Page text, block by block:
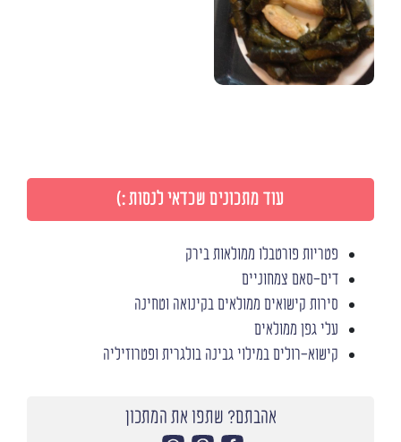
עוד מתכונים שכדאי לנסות :)
פטריות פורטבלו ממולאות בירק
דים-סאם צמחוניים
סירות קישואים ממולאים בקינואה וטחינה
עלי גפן ממולאים
קישוא-רולים במילוי גבינה בולגרית ופטרוזיליה
אהבתם? שתפו את המתכון